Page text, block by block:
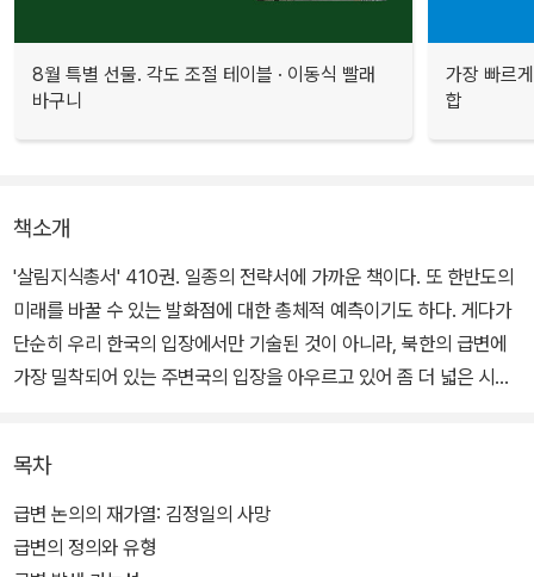
8월 특별 선물. 각도 조절 테이블 · 이동식 빨래
바구니
가장 빠르
합
책소개
'살림지식총서' 410권. 일종의 전략서에 가까운 책이다. 또 한반도의
미래를 바꿀 수 있는 발화점에 대한 총체적 예측이기도 하다. 게다가
단순히 우리 한국의 입장에서만 기술된 것이 아니라, 북한의 급변에
가장 밀착되어 있는 주변국의 입장을 아우르고 있어 좀 더 넓은 시각
목차
급변 논의의 재가열: 김정일의 사망
급변의 정의와 유형